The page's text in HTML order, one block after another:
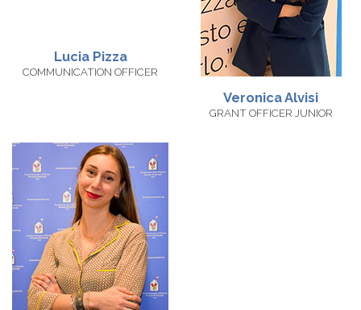
Lucia Pizza
COMMUNICATION OFFICER
Veronica Alvisi
GRANT OFFICER JUNIOR